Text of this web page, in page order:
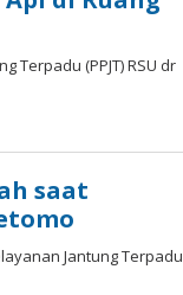
Terpadu (PPJT) RSU dr
saat
Jantung Terpadu